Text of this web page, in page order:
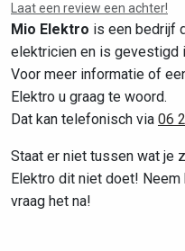
Laat een review een achter!
Mio Elektro is een bedrijf
elektricien en is gevestigd
Voor meer informatie of
Elektro u graag te woord.
Dat kan telefonisch via 06
Staat er niet tussen wat je
Elektro dit niet doet!
vraag het na!